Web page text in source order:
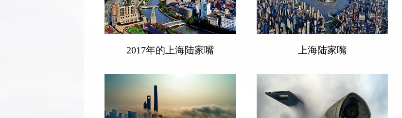
2017年的上海陆家嘴 上海陆家嘴